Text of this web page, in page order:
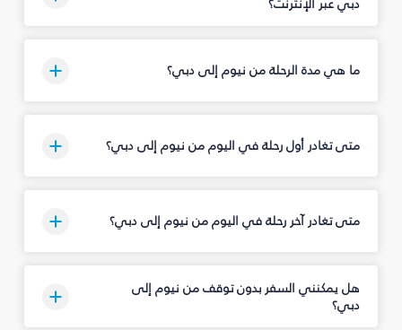
ما هي مدة الرحلة من نيوم إلى دبي؟
متى تغادر أول رحلة في اليوم من نيوم إلى دبي؟
متى تغادر آخر رحلة في اليوم من نيوم إلى دبي؟
هل يمكنني السفر بدون توقف من نيوم إلى
دبي؟